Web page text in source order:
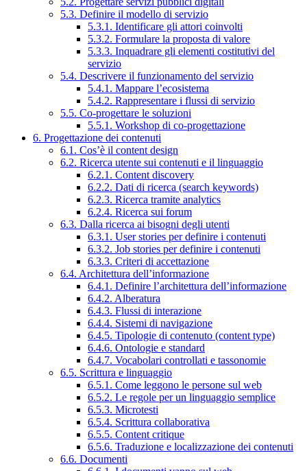
5.3. Definire il modello di servizio
5.3.1. Identificare gli attori coinvolti
5.3.2. Formulare la proposta di valore
5.3.3. Inquadrare gli elementi costitutivi del
servizio
5.4. Descrivere il funzionamento del servizio
5.4.1. Mappare l’ecosistema
5.4.2. Rappresentare i flussi di servizio
5.5. Co-progettare le soluzioni
5.5.1. Workshop di co-progettazione
6. Progettazione dei contenuti
6.1. Cos’è il content design
6.2. Ricerca utente sui contenuti e il linguaggio
6.2.1. Content discovery
6.2.2. Dati di ricerca (search keywords)
6.2.3. Ricerca tramite analytics
6.2.4. Ricerca sui forum
6.3. Dalla ricerca ai bisogni degli utenti
6.3.1. User stories per definire i contenuti
6.3.2. Job stories per definire i contenuti
6.3.3. Criteri di accettazione
6.4. Architettura dell’informazione
6.4.1. Definire l’architettura dell’informazione
6.4.2. Alberatura
6.4.3. Flussi di interazione
6.4.4. Sistemi di navigazione
6.4.5. Tipologie di contenuto (content type)
6.4.6. Ontologie e standard
6.4.7. Vocabolari controllati e tassonomie
6.5. Scrittura e linguaggio
6.5.1. Come leggono le persone sul web
6.5.2. Le regole per un linguaggio semplice
6.5.3. Microtesti
6.5.4. Scrittura collaborativa
6.5.5. Content critique
6.5.6. Traduzione e localizzazione dei contenuti
6.6. Documenti